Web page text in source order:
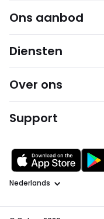
Ons aanbod
Diensten
Over ons
Support
Taal